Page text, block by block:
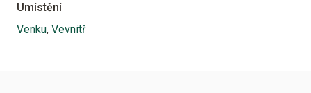
Umístění
Venku, Vevnitř